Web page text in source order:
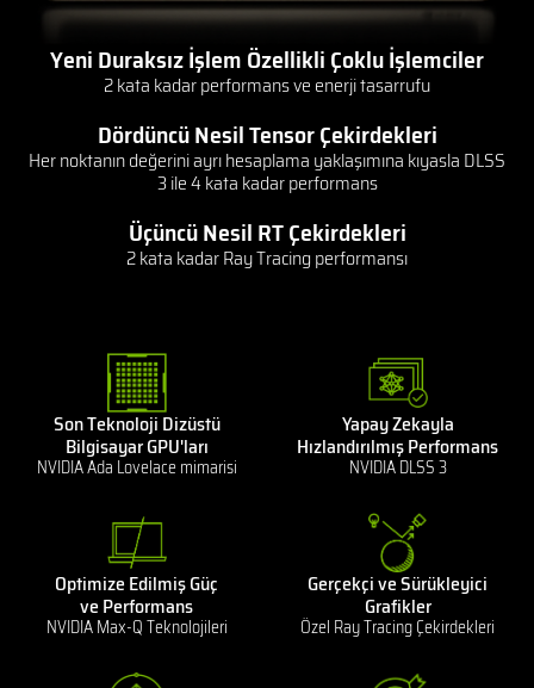
Yeni Duraksız İşlem Özellikli Çoklu İşlemciler
2 kata kadar performans ve enerji tasarrufu
Dördüncü Nesil Tensor Çekirdekleri
Her noktanın değerini ayrı hesaplama yaklaşımına kıyasla DLSS
3 ile 4 kata kadar performans
Üçüncü Nesil RT Çekirdekleri
2 kata kadar Ray Tracing performansı
Son Teknoloji Dizüstü
Bilgisayar GPU'ları
NVIDIA Ada Lovelace mimarisi
Yapay Zekayla
Hızlandırılmış Performans
NVIDIA DLSS 3
Optimize Edilmiş Güç
ve Performans
NVIDIA Max-Q Teknolojileri
Gerçekçi ve Sürükleyici
Grafikler
Özel Ray Tracing Çekirdekleri